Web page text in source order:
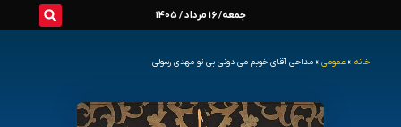
جمعه/ 16 مرداد / 1405
خانه » عمومی » مداحی آقای خوبم می دونی بی تو مهدی رسولی